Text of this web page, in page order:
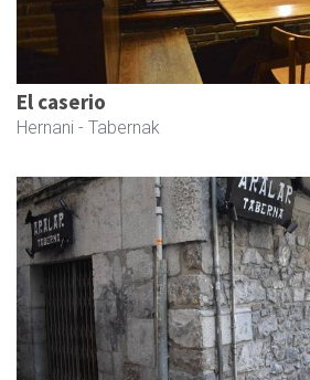
El caserio
Hernani - Tabernak